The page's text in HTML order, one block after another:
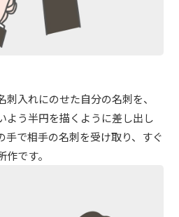
入れにのせた自分の名刺を、
よう半円を描くように差し出し
手で相手の名刺を受け取り、すぐ
です。